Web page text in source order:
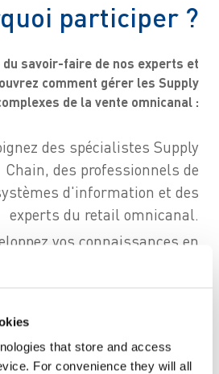
that store and access
For convenience they will all
participer ?
du savoir-faire de nos experts et
comment gérer les Supply
de la vente omnicanal :
des spécialistes Supply
Chain, des professionnels de
d'information et des
experts du retail omnicanal.
vos connaissances en
de nos experts consultants.
Développez votre réseau en
rencontrant d'autres